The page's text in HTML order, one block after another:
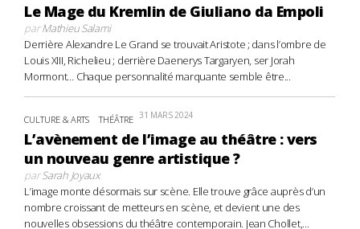
Le Mage du Kremlin de Giuliano da Empoli
parMathieu Salami
Derrière Alexandre Le Grand se trouvait Aristote ; dans l’ombre de
Louis XIII, Richelieu ; derrière Daenerys Targaryen, ser Jorah
Mormont… Chaque personnalité marquante semble être...
CULTURE & ARTS THÉÂTRE 31 MARS 2024
L’avènement de l’image au théâtre : vers
un nouveau genre artistique ?
parSarah Joyaux
L’image monte désormais sur scène. Elle trouve grâce auprès d’un
nombre croissant de metteurs en scène, et devient une des
nouvelles obsessions du théâtre contemporain. Jean Chollet,...